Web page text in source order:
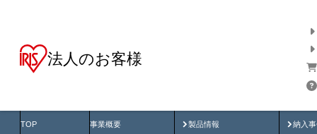
法人のお客様
TOP 事業概要 製品情報
製品動画 納入
納